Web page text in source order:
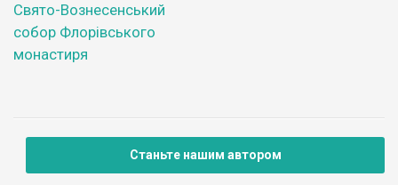
Свято-Вознесенський
собор Флорівського
монастиря
Станьте нашим автором